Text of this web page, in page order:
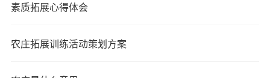
素质拓展心得体会
农庄拓展训练活动策划方案